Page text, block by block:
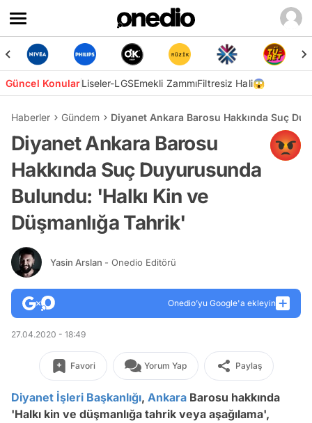
Güncel KonularLiseler-LGSEmekli ZammıFiltresiz Hali😱
Haberler Gündem Diyanet Ankara Barosu Hakkında Suç
Diyanet Ankara Barosu
Hakkında Suç Duyurusunda
Bulundu: 'Halkı Kin ve
Düşmanlığa Tahrik'
Yasin Arslan - Onedio Editörü
Onedio’yu Google'a ekleyin
27.04.2020 - 18:49
Favori Yorum Yap Paylaş
Diyanet İşleri Başkanlığı, Ankara Barosu hakkında
'Halkı kin ve düşmanlığa tahrik veya aşağılama',